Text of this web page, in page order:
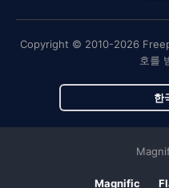
Copyright © 2010-2026
호를
한
Magnific